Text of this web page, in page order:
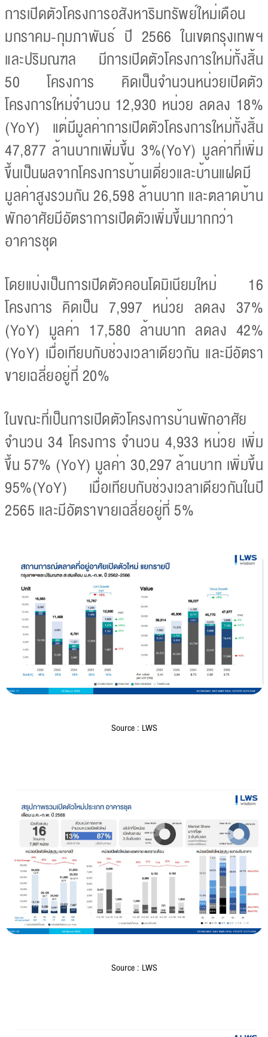
การเปิดตัวโครงการอสังหาริมทรัพย์ใหม่เดือน
มกราคม-กุมภาพันธ์ ปี 2566 ในเขตกรุงเทพฯ
และปริมณฑล มีการเปิดตัวโครงการใหม่ทั้งสิ้น
50 โครงการ คิดเป็นจำนวนหน่วยเปิดตัว
โครงการใหม่จำนวน 12,930 หน่วย ลดลง 18%
(YoY) แต่มีมูลค่าการเปิดตัวโครงการใหม่ทั้งสิ้น
47,877 ล้านบาทเพิ่มขึ้น 3%(YoY) มูลค่าที่เพิ่ม
ขึ้นเป็นผลจากโครงการบ้านเดี่ยวและบ้านแฝดมี
มูลค่าสูงรวมกัน 26,598 ล้านบาท และตลาดบ้าน
พักอาศัยมีอัตราการเปิดตัวเพิ่มขึ้นมากกว่า
อาคารชุด
โดยแบ่งเป็นการเปิดตัวคอนโดมิเนียมใหม่ 16
โครงการ คิดเป็น 7,997 หน่วย ลดลง 37%
(YoY) มูลค่า 17,580 ล้านบาท ลดลง 42%
(YoY) เมื่อเทียบกับช่วงเวลาเดียวกัน และมีอัตรา
ขายเฉลี่ยอยู่ที่ 20%
ในขณะที่เป็นการเปิดตัวโครงการบ้านพักอาศัย
จำนวน 34 โครงการ จำนวน 4,933 หน่วย เพิ่ม
ขึ้น 57% (YoY) มูลค่า 30,297 ล้านบาท เพิ่มขึ้น
95%(YoY) เมื่อเทียบกับช่วงเวลาเดียวกันในปี
2565 และมีอัตราขายเฉลี่ยอยู่ที่ 5%
Source : LWS
Source : LWS